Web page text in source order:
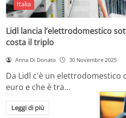
Italia
Lidl lancia l’elettrodomestico
costa il triplo
Anna Di Donato 30 Novembre 2025
Da Lidl c'è un elettrodomestico
euro e che è tra…
Leggi di più